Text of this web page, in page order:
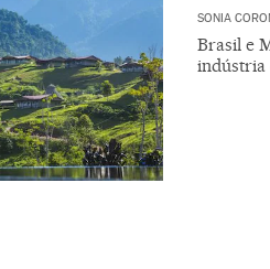
SONIA
Brasil e
indústria